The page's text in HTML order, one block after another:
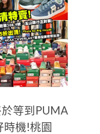
等到PUMA
時機!桃園